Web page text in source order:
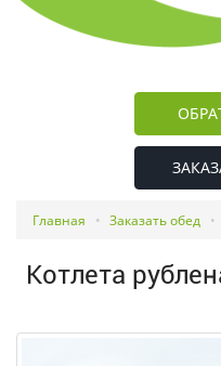
Главная Заказать обед
Котлета